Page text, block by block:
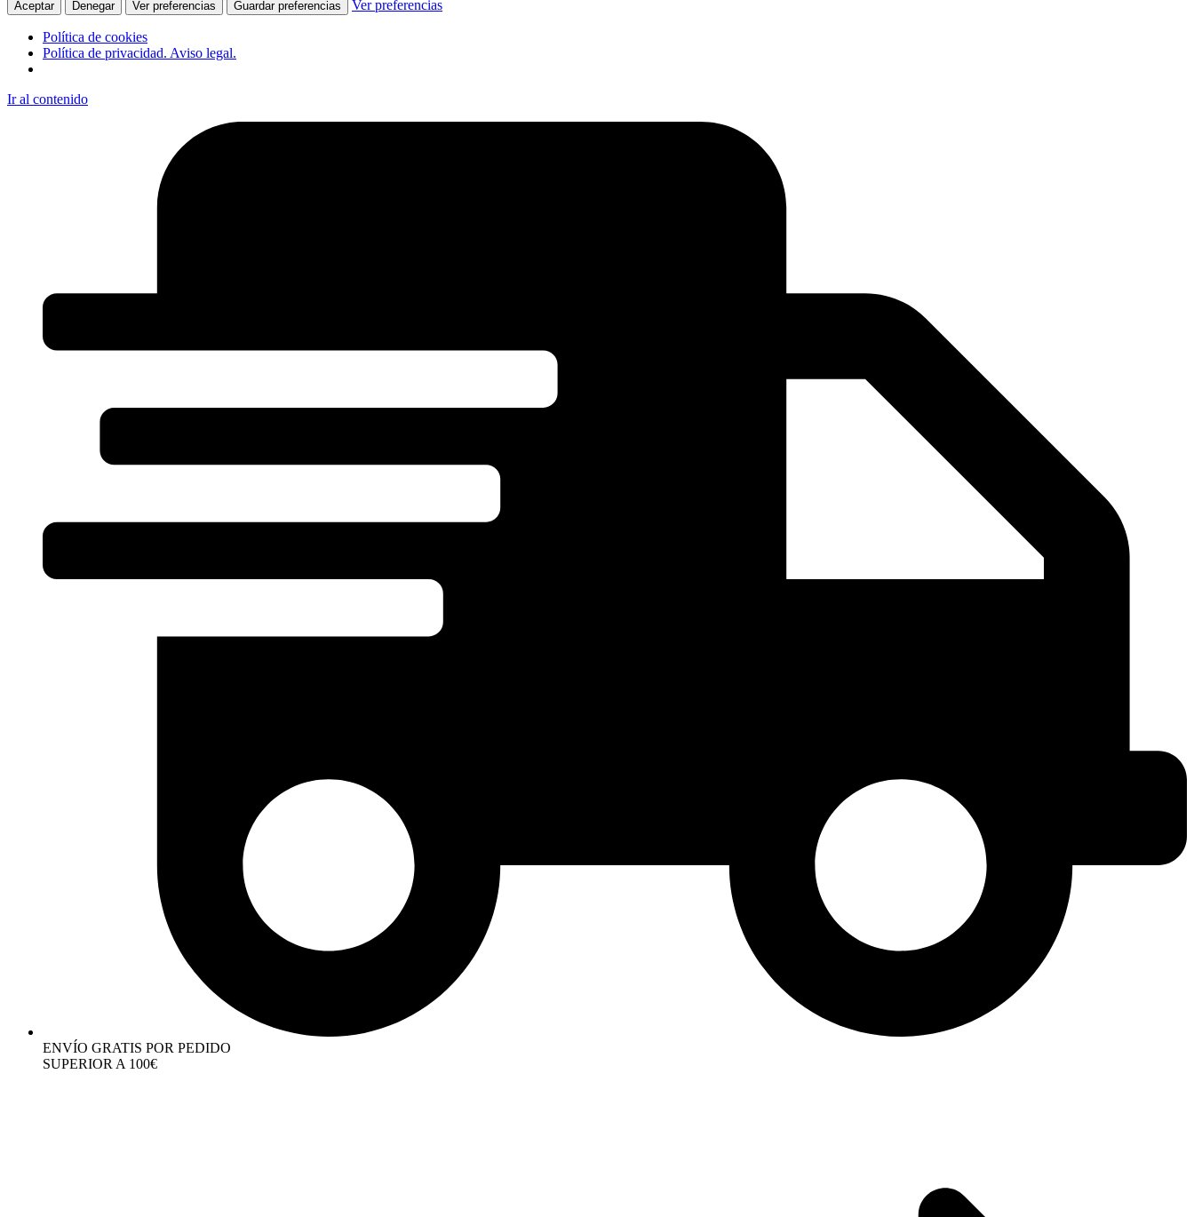
Aceptar Denegar Ver preferencias Guardar preferencias Ver preferencias
Política de cookies
Política de privacidad. Aviso legal.
Ir al contenido
ENVÍO GRATIS POR PEDIDO
SUPERIOR A 100€